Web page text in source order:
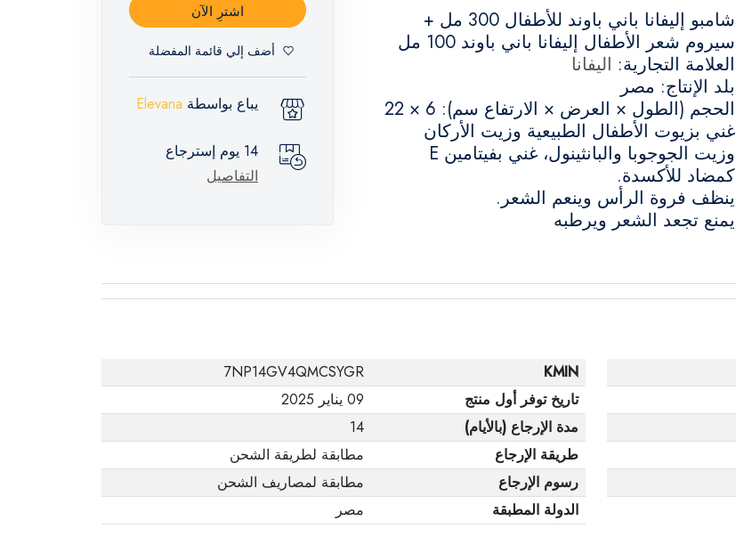
شامبو إليفانا باني باوند للأطفال 300 مل +
سيروم شعر الأطفال إليفانا باني باوند 100 مل
العلامة التجارية: اليفانا
بلد الإنتاج: مصر
الحجم (الطول × العرض × الارتفاع سم): 6 × 22
غني بزيوت الأطفال الطبيعية وزيت الأركان
وزيت الجوجوبا والبانثينول، غني بفيتامين E
كمضاد للأكسدة.
ينظف فروة الرأس وينعم الشعر.
يمنع تجعد الشعر ويرطبه
اشترِ الآن
أضف إلي قائمة المفضلة
يباع بواسطة Elevana
14 يوم إسترجاع
التفاصيل
KMIN
7NP14GV4QMCSYGR
تاريخ توفر أول منتج
09 يناير 2025
مدة الإرجاع (بالأيام)
14
طريقة الإرجاع
مطابقة لطريقة الشحن
رسوم الإرجاع
مطابقة لمصاريف الشحن
الدولة المطبقة
مصر